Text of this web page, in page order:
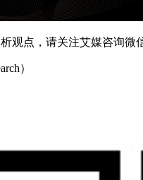
观点，请关注艾媒咨询微
）